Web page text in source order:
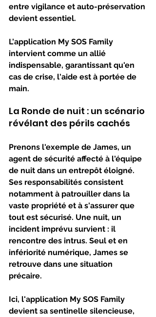
entre vigilance et auto-préservation
devient essentiel.
L'application My SOS Family
intervient comme un allié
indispensable, garantissant qu'en
cas de crise, l'aide est à portée de
main.
La Ronde de nuit : un scénario
révélant des périls cachés
Prenons l'exemple de James, un
agent de sécurité affecté à l'équipe
de nuit dans un entrepôt éloigné.
Ses responsabilités consistent
notamment à patrouiller dans la
vaste propriété et à s'assurer que
tout est sécurisé. Une nuit, un
incident imprévu survient : il
rencontre des intrus. Seul et en
infériorité numérique, James se
retrouve dans une situation
précaire.
Ici, l'application My SOS Family
devient sa sentinelle silencieuse,